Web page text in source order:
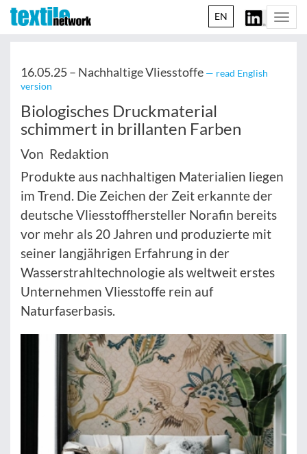
EN
16.05.25 – Nachhaltige Vliesstoffe — read English
version
Biologisches Druckmaterial
schimmert in brillanten Farben
Von Redaktion
Produkte aus nachhaltigen Materialien liegen
im Trend. Die Zeichen der Zeit erkannte der
deutsche Vliesstoffhersteller Norafin bereits
vor mehr als 20 Jahren und produzierte mit
seiner langjährigen Erfahrung in der
Wasserstrahltechnologie als weltweit erstes
Unternehmen Vliesstoffe rein auf
Naturfaserbasis.